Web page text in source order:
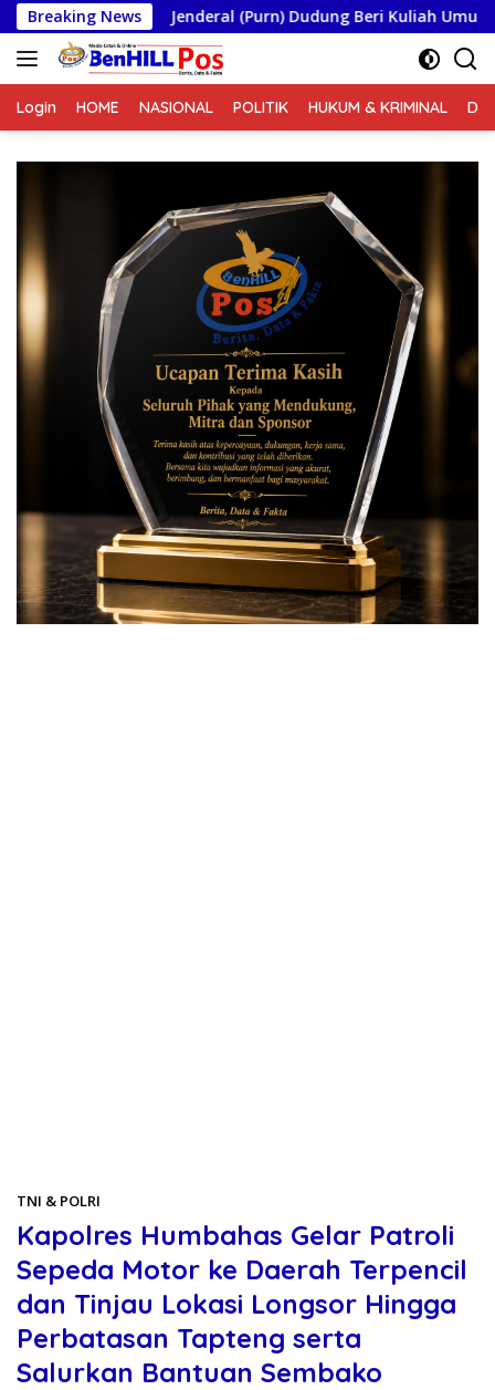
Langsung
ke
konten
Breaking News
Jenderal (Purn) Dudung Beri Kuliah Umum di
Login HOME NASIONAL POLITIK HUKUM & KRIMINAL
TNI & POLRI
Kapolres Humbahas Gelar Patroli
Sepeda Motor ke Daerah Terpencil
dan Tinjau Lokasi Longsor Hingga
Perbatasan Tapteng serta
Salurkan Bantuan Sembako